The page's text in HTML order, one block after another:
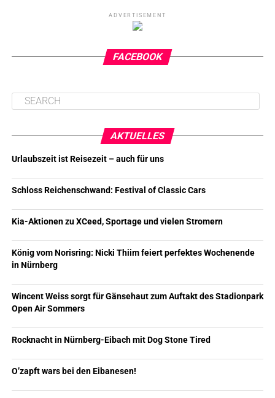
ADVERTISEMENT
FACEBOOK
AKTUELLES
Urlaubszeit ist Reisezeit – auch für uns
Schloss Reichenschwand: Festival of Classic Cars
Kia-Aktionen zu XCeed, Sportage und vielen Stromern
König vom Norisring: Nicki Thiim feiert perfektes Wochenende
in Nürnberg
Wincent Weiss sorgt für Gänsehaut zum Auftakt des Stadionpark
Open Air Sommers
Rocknacht in Nürnberg-Eibach mit Dog Stone Tired
O’zapft wars bei den Eibanesen!